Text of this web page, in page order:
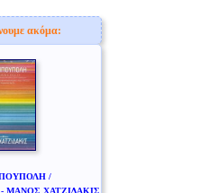
ακόμα:
/
ΜΑΝΟΣ ΧΑΤΖΙΔΑΚΙΣ